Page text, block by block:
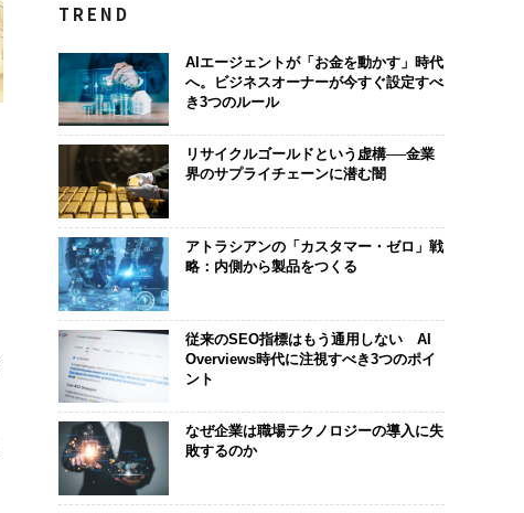
TREND
AIエージェントが「お金を動かす」時代
へ。ビジネスオーナーが今すぐ設定すべ
き3つのルール
リサイクルゴールドという虚構──金業
界のサプライチェーンに潜む闇
アトラシアンの「カスタマー・ゼロ」戦
略：内側から製品をつくる
従来のSEO指標はもう通用しない AI
Overviews時代に注視すべき3つのポイ
ント
なぜ企業は職場テクノロジーの導入に失
敗するのか